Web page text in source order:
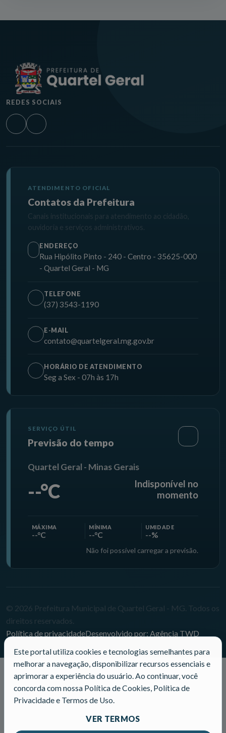
REDES SOCIAIS
ATENDIMENTO OFICIAL
Contatos da Prefeitura
Canais institucionais para atendimento ao cidadão,
ouvidoria e serviços administrativos.
ENDEREÇO
Rua Hipólito Pinto - 240 - Centro - 35625-000
- Quartel Geral - MG
TELEFONE
(37) 3543-1190
E-MAIL
contato@quartelgeral.mg.gov.br
HORÁRIO DE ATENDIMENTO
Seg a Sex - 07h às 17h
SERVIÇO ÚTIL
Previsão do tempo
Quartel Geral - Minas Gerais
--°C
Indisponível no
momento
MÁXIMA
--°C
MÍNIMA
--°C
UMIDADE
--%
Não foi possível carregar a previsão.
© 2026 Prefeitura Municipal de Quartel Geral - MG. Todos os
direitos reservados.
Política de privacidadeDesenvolvido por: Agência TWD
Este portal utiliza cookies e tecnologias semelhantes para
melhorar a navegação, disponibilizar recursos essenciais e
aprimorar a experiência do usuário. Ao continuar, você
concorda com nossa Política de Cookies, Política de
Privacidade e Termos de Uso.
VER TERMOS